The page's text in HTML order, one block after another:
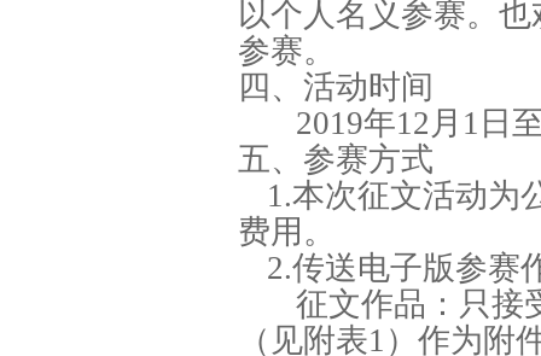
以个人名义参赛。
参赛。
四、活动时间
2019年12月1日
五、参赛方式
1.本次征文活动为
费用。
2.传送电子版参赛
征文作品：只接
（见附表1）作为